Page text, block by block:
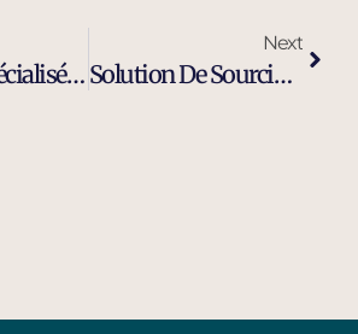
Sourcing Spécialisé Profil Industriel À Toulon
Next
Solution De Sourcing Et Recrutement Externalisé À Toulon